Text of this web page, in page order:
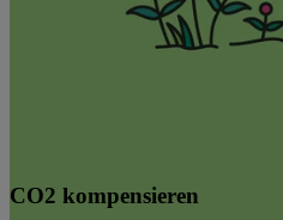
CO2 kompensieren